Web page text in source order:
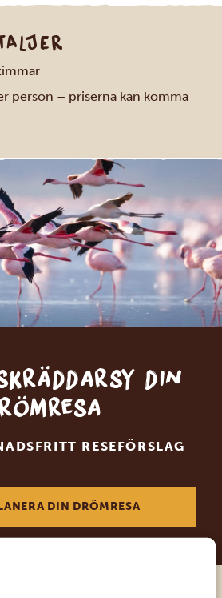
person – priserna kan komma
din
RESEFÖRSLAG
DIN DRÖMRESA